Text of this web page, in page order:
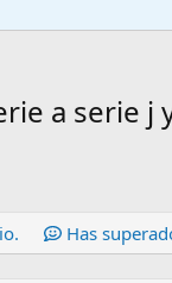
a serie j
Has